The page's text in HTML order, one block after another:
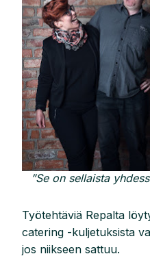
”Se on sellaista
Työtehtäviä Repalta
catering -kuljetuksista
jos niikseen sattuu.